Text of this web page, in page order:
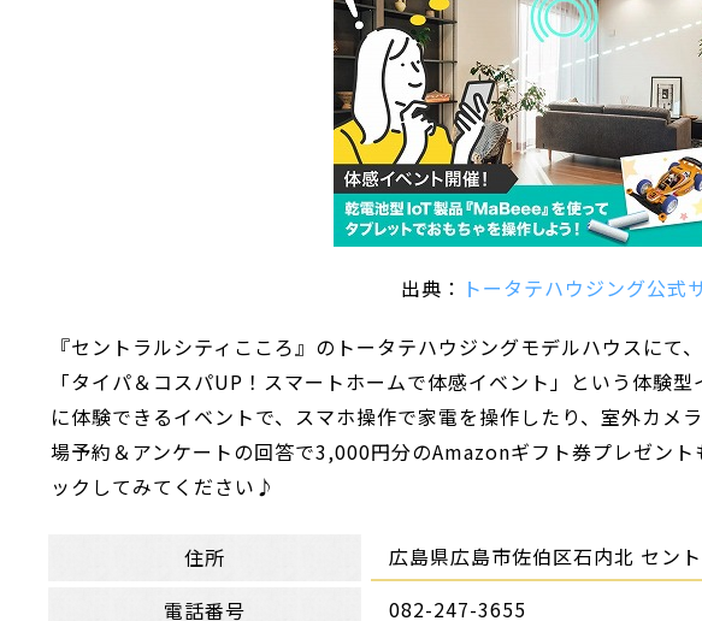
出典： トータテハウジング公式
『セントラルシティこころ』のトータテハウジングモデルハウスにて
「タイパ＆コスパUP！スマートホームで体感イベント」という体験
に体験できるイベントで、スマホ操作で家電を操作したり、室外カメ
場予約＆アンケートの回答で3,000円分のAmazonギフト券プレゼン
ックしてみてください♪
住所
広島県広島市佐伯区石内北 セン
電話番号
082-247-3655